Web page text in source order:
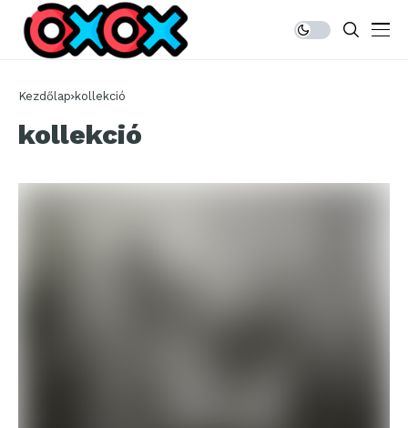
Kezdőlap kollekció
kollekció